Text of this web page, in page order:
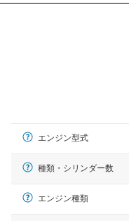
エンジン型式
種類・シリンダー数
エンジン種類